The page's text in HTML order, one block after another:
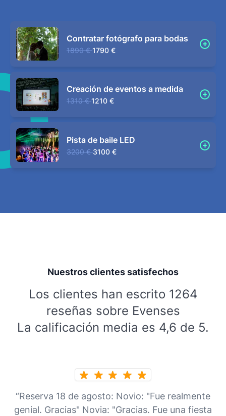
Contratar fotógrafo para bodas
1890 € 1790 €
Creación de eventos a medida
1310 € 1210 €
Pista de baile LED
3200 € 3100 €
Nuestros clientes satisfechos
Los clientes han escrito 1264
reseñas sobre Evenses
La calificación media es 4,6 de 5.
“Reserva 18 de agosto: Novio: "Fue realmente
genial. Gracias" Novia: "Gracias. Fue una fiesta